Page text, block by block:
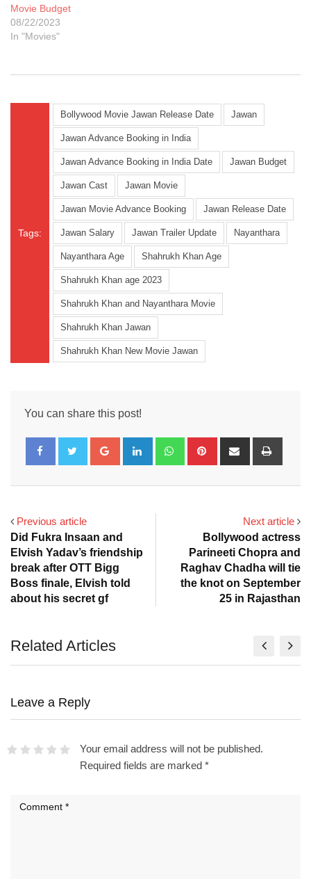
Movie Budget
08/22/2023
In "Movies"
Tags:
Bollywood Movie Jawan Release Date Jawan
Jawan Advance Booking in India
Jawan Advance Booking in India Date Jawan Budget
Jawan Cast Jawan Movie
Jawan Movie Advance Booking Jawan Release Date
Jawan Salary Jawan Trailer Update Nayanthara
Nayanthara Age Shahrukh Khan Age
Shahrukh Khan age 2023
Shahrukh Khan and Nayanthara Movie
Shahrukh Khan Jawan
Shahrukh Khan New Movie Jawan
You can share this post!
Google+ LinkedIn WhatsappPinterest Share
Previous article
Did Fukra Insaan and
Elvish Yadav’s friendship
break after OTT Bigg
Boss finale, Elvish told
about his secret gf
Next article
Bollywood actress
Parineeti Chopra and
Raghav Chadha will tie
the knot on September
25 in Rajasthan
Related Articles
Leave a Reply
Your email address will not be published.
Required fields are marked *